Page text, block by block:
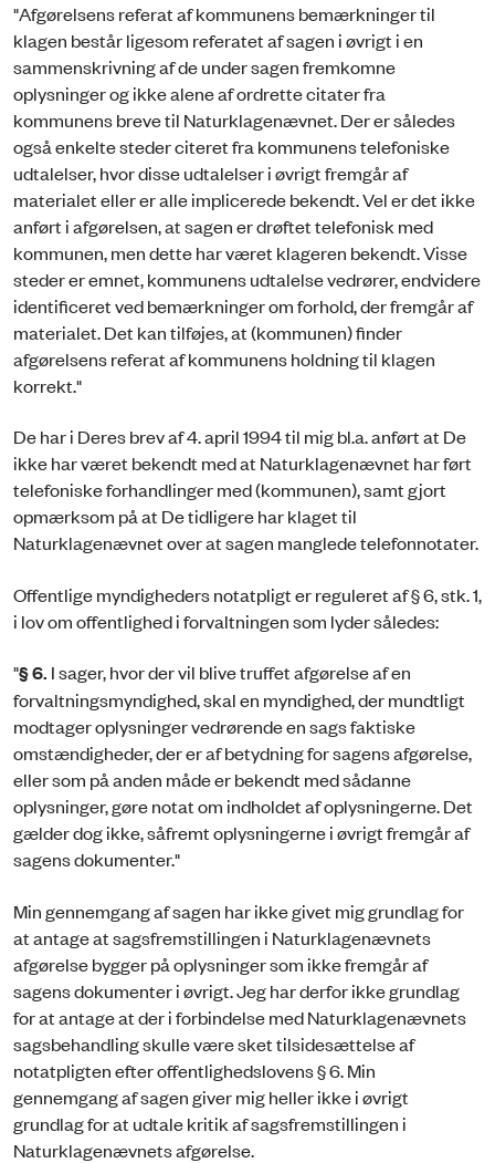
"Afgørelsens referat af kommunens bemærkninger til
klagen består ligesom referatet af sagen i øvrigt i en
sammenskrivning af de under sagen fremkomne
oplysninger og ikke alene af ordrette citater fra
kommunens breve til Naturklagenævnet. Der er således
også enkelte steder citeret fra kommunens telefoniske
udtalelser, hvor disse udtalelser i øvrigt fremgår af
materialet eller er alle implicerede bekendt. Vel er det ikke
anført i afgørelsen, at sagen er drøftet telefonisk med
kommunen, men dette har været klageren bekendt. Visse
steder er emnet, kommunens udtalelse vedrører, endvidere
identificeret ved bemærkninger om forhold, der fremgår af
materialet. Det kan tilføjes, at (kommunen) finder
afgørelsens referat af kommunens holdning til klagen
korrekt."
De har i Deres brev af 4. april 1994 til mig bl.a. anført at De
ikke har været bekendt med at Naturklagenævnet har ført
telefoniske forhandlinger med (kommunen), samt gjort
opmærksom på at De tidligere har klaget til
Naturklagenævnet over at sagen manglede telefonnotater.
Offentlige myndigheders notatpligt er reguleret af § 6, stk. 1,
i lov om offentlighed i forvaltningen som lyder således:
"§ 6. I sager, hvor der vil blive truffet afgørelse af en
forvaltningsmyndighed, skal en myndighed, der mundtligt
modtager oplysninger vedrørende en sags faktiske
omstændigheder, der er af betydning for sagens afgørelse,
eller som på anden måde er bekendt med sådanne
oplysninger, gøre notat om indholdet af oplysningerne. Det
gælder dog ikke, såfremt oplysningerne i øvrigt fremgår af
sagens dokumenter."
Min gennemgang af sagen har ikke givet mig grundlag for
at antage at sagsfremstillingen i Naturklagenævnets
afgørelse bygger på oplysninger som ikke fremgår af
sagens dokumenter i øvrigt. Jeg har derfor ikke grundlag
for at antage at der i forbindelse med Naturklagenævnets
sagsbehandling skulle være sket tilsidesættelse af
notatpligten efter offentlighedslovens § 6. Min
gennemgang af sagen giver mig heller ikke i øvrigt
grundlag for at udtale kritik af sagsfremstillingen i
Naturklagenævnets afgørelse.